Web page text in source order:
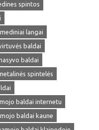
spintos
mediniai langai
baldai
baldai
spintelės
baldai internetu
baldai kaune